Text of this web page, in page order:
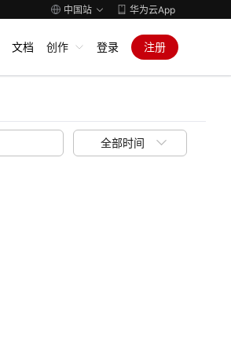
中国站 华为云App
文档 创作 登录 注册
全部时间